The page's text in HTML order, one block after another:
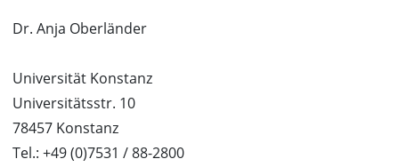
Dr. Anja Oberländer
Universität Konstanz
Universitätsstr. 10
78457 Konstanz
Tel.: +49 (0)7531 / 88-2800